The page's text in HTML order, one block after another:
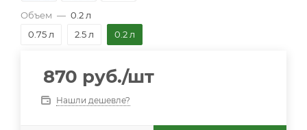
Объем — 0.2 л
0.75 л
2.5 л 0.2 л
870 руб./шт
Нашли дешевле?